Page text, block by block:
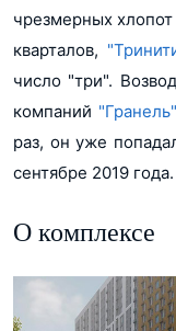
чрезмерных
кварталов,
число "три".
компаний "Гранель"
раз, он уже
сентябре 2019 года.
О комплексе